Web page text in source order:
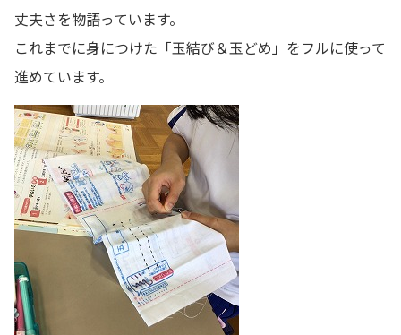
丈夫さを物語っています。
これまでに身につけた「玉結び＆玉どめ」をフルに使って
進めています。